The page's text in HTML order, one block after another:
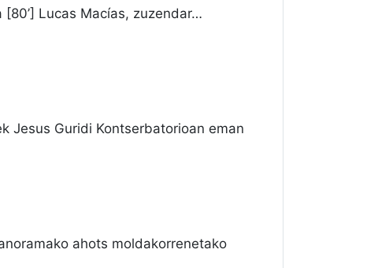
[80’] Lucas Macías, zuzendar…
Jesus Guridi Kontserbatorioan eman
ahots moldakorrenetako